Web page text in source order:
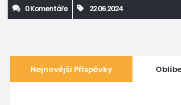
0 Komentáře 22.06.2024
Nejnovější Příspěvky